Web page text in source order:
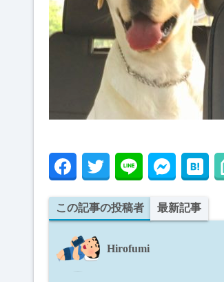
この記事の投稿者 最新記事
Hirofumi